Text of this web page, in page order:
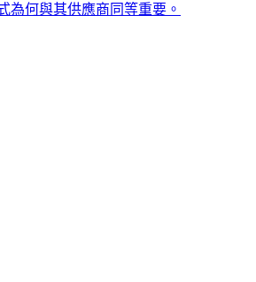
為何與其供應商同等重要。